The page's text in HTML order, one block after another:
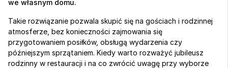
we własnym domu.
Takie rozwiązanie pozwala skupić się na gościach i rodzinnej
atmosferze, bez konieczności zajmowania się
przygotowaniem posiłków, obsługą wydarzenia czy
późniejszym sprzątaniem. Kiedy warto rozważyć jubileusz
rodzinny w restauracji i na co zwrócić uwagę przy wyborze